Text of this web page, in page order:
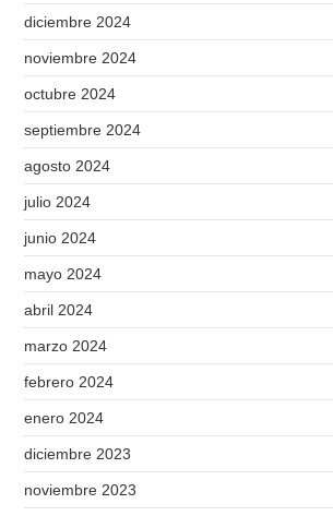
diciembre 2024
noviembre 2024
octubre 2024
septiembre 2024
agosto 2024
julio 2024
junio 2024
mayo 2024
abril 2024
marzo 2024
febrero 2024
enero 2024
diciembre 2023
noviembre 2023